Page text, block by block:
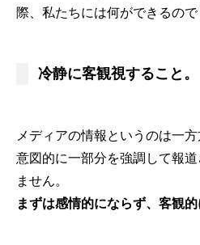
際、私たちには何ができるので
冷静に客観視すること。
メディアの情報というのは一方
意図的に一部分を強調して報
ません。
まずは感情的にならず、客観的